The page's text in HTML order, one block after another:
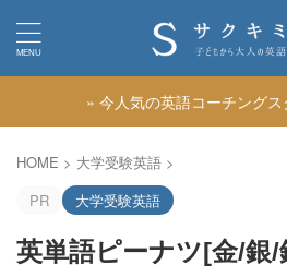
» 今人気の英語コーチング
HOME > 大学受験英語 >
PR
大学受験英語
英単語ピーナツ[金/銀/